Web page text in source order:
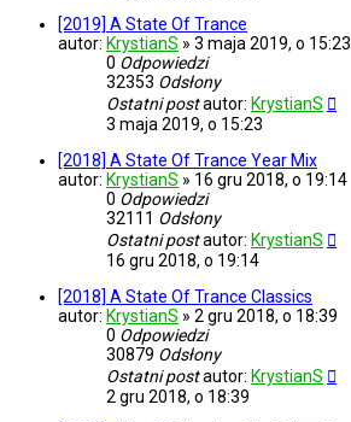
[2019] A State Of Trance
autor: KrystianS » 3 maja 2019, o 15:23
0 Odpowiedzi
32353 Odsłony
Ostatni postautor: KrystianS
3 maja 2019, o 15:23
[2018] A State Of Trance Year Mix
autor: KrystianS » 16 gru 2018, o 19:14
0 Odpowiedzi
32111 Odsłony
Ostatni postautor: KrystianS
16 gru 2018, o 19:14
[2018] A State Of Trance Classics
autor: KrystianS » 2 gru 2018, o 18:39
0 Odpowiedzi
30879 Odsłony
Ostatni postautor: KrystianS
2 gru 2018, o 18:39